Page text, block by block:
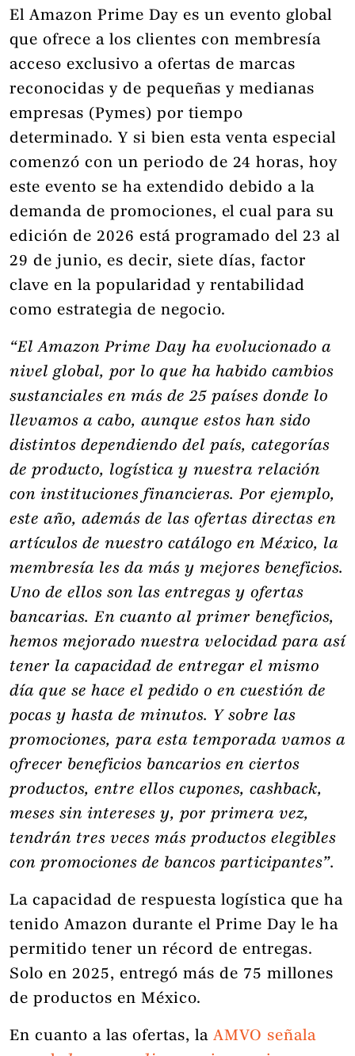
El Amazon Prime Day es un evento global
que ofrece a los clientes con membresía
acceso exclusivo a ofertas de marcas
reconocidas y de pequeñas y medianas
empresas (Pymes) por tiempo
determinado. Y si bien esta venta especial
comenzó con un periodo de 24 horas, hoy
este evento se ha extendido debido a la
demanda de promociones, el cual para su
edición de 2026 está programado del 23 al
29 de junio, es decir, siete días, factor
clave en la popularidad y rentabilidad
como estrategia de negocio.
“El Amazon Prime Day ha evolucionado a
nivel global, por lo que ha habido cambios
sustanciales en más de 25 países donde lo
llevamos a cabo, aunque estos han sido
distintos dependiendo del país, categorías
de producto, logística y nuestra relación
con instituciones financieras. Por ejemplo,
este año, además de las ofertas directas en
artículos de nuestro catálogo en México, la
membresía les da más y mejores beneficios.
Uno de ellos son las entregas y ofertas
bancarias. En cuanto al primer beneficios,
hemos mejorado nuestra velocidad para así
tener la capacidad de entregar el mismo
día que se hace el pedido o en cuestión de
pocas y hasta de minutos. Y sobre las
promociones, para esta temporada vamos a
ofrecer beneficios bancarios en ciertos
productos, entre ellos cupones, cashback,
meses sin intereses y, por primera vez,
tendrán tres veces más productos elegibles
con promociones de bancos participantes”.
La capacidad de respuesta logística que ha
tenido Amazon durante el Prime Day le ha
permitido tener un récord de entregas.
Solo en 2025, entregó más de 75 millones
de productos en México.
En cuanto a las ofertas, la AMVO señala